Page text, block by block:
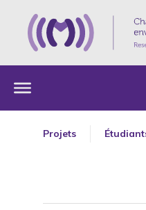
Projets